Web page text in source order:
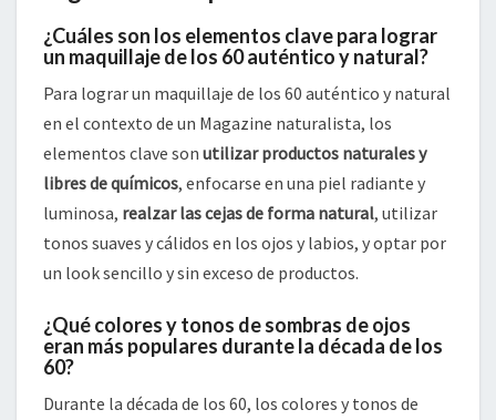
¿Cuáles son los elementos clave para lograr
un maquillaje de los 60 auténtico y natural?
Para lograr un maquillaje de los 60 auténtico y natural
en el contexto de un Magazine naturalista, los
elementos clave son utilizar productos naturales y
libres de químicos, enfocarse en una piel radiante y
luminosa, realzar las cejas de forma natural, utilizar
tonos suaves y cálidos en los ojos y labios, y optar por
un look sencillo y sin exceso de productos.
¿Qué colores y tonos de sombras de ojos
eran más populares durante la década de los
60?
Durante la década de los 60, los colores y tonos de